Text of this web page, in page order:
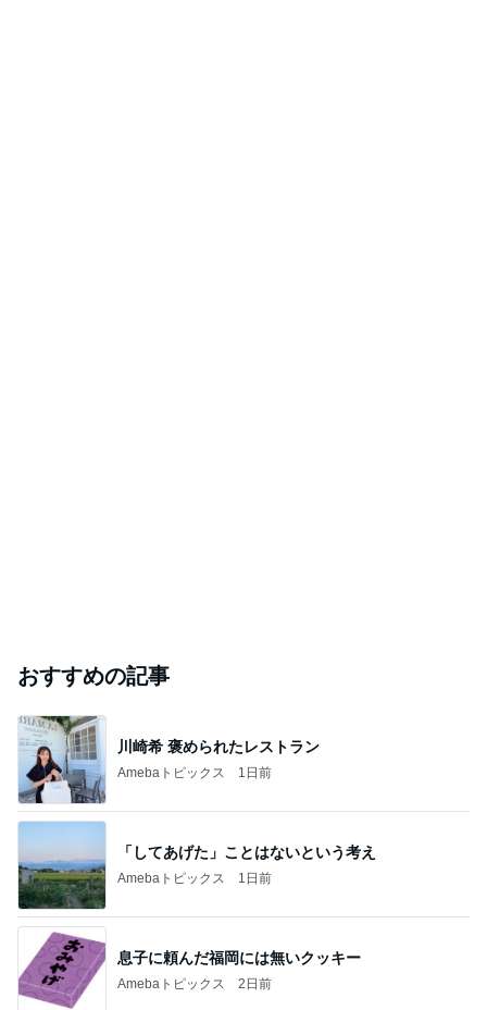
おすすめの記事
川崎希 褒められたレストラン
Amebaトピックス 1日前
「してあげた」ことはないという考え
Amebaトピックス 1日前
息子に頼んだ福岡には無いクッキー
Amebaトピックス 2日前